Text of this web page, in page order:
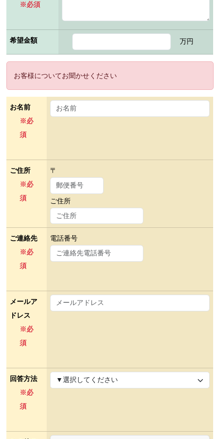
※必須
希望金額 万円
お客様についてお聞かせください
お名前
※必
須
ご住所
※必
須
〒
ご住所
ご連絡先
※必
須
電話番号
メールア
ドレス
※必
須
回答方法
※必
須